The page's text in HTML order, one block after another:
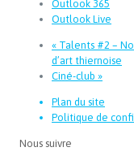
Outlook 365
Outlook Live
« Talents #2 –
d’art thiernoise
Ciné-club »
Plan du site
Politique de
Nous suivre